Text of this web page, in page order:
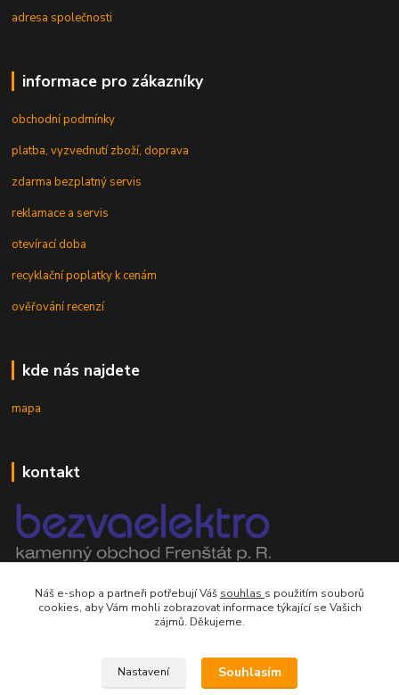
adresa společnosti
informace pro zákazníky
obchodní podmínky
platba, vyzvednutí zboží, doprava
zdarma bezplatný servis
reklamace a servis
otevírací doba
recyklační poplatky k cenám
ověřování recenzí
kde nás najdete
mapa
kontakt
mobil 605 268 512
Po-Pá, 8-16 hod.
Náš e-shop a partneři potřebují Váš souhlas s použitím souborů
cookies, aby Vám mohli zobrazovat informace týkající se Vašich
zájmů. Děkujeme.
Nastavení Souhlasím